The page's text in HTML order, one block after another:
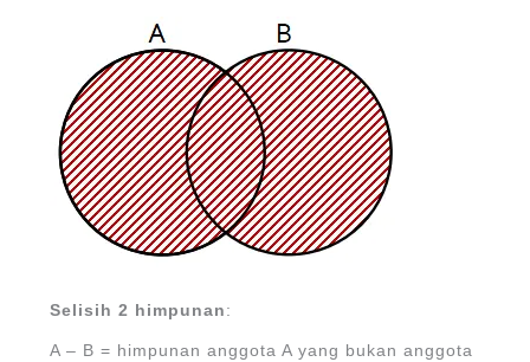
Selisih 2 himpunan :
A – B = himpunan anggota A yang bukan anggota